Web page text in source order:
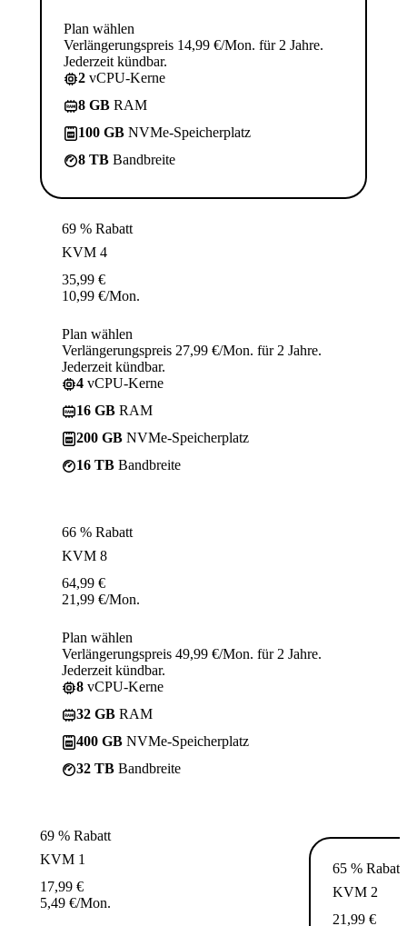
Plan wählen
Verlängerungspreis 14,99 €/Mon. für 2 Jahre.
Jederzeit kündbar.
2 vCPU-Kerne
8 GB RAM
100 GB NVMe-Speicherplatz
8 TB Bandbreite
69 % Rabatt
KVM 4
35,99 €
10,99 €/Mon.
Plan wählen
Verlängerungspreis 27,99 €/Mon. für 2 Jahre.
Jederzeit kündbar.
4 vCPU-Kerne
16 GB RAM
200 GB NVMe-Speicherplatz
16 TB Bandbreite
66 % Rabatt
KVM 8
64,99 €
21,99 €/Mon.
Plan wählen
Verlängerungspreis 49,99 €/Mon. für 2 Jahre.
Jederzeit kündbar.
8 vCPU-Kerne
32 GB RAM
400 GB NVMe-Speicherplatz
32 TB Bandbreite
69 % Rabatt
KVM 1
17,99 €
5,49 €/Mon.
65 % Rabatt
KVM 2
21,99 €